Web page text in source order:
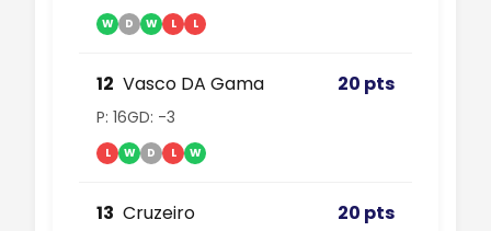
W D W L L
12 Vasco DA Gama 20 pts
P: 16GD: -3
L W D L W
13 Cruzeiro 20 pts